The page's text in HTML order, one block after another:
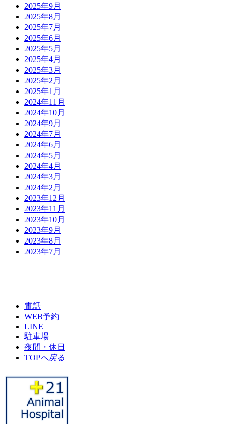
2025年9月
2025年8月
2025年7月
2025年6月
2025年5月
2025年4月
2025年3月
2025年2月
2025年1月
2024年11月
2024年10月
2024年9月
2024年7月
2024年6月
2024年5月
2024年4月
2024年3月
2024年2月
2023年12月
2023年11月
2023年10月
2023年9月
2023年8月
2023年7月
電話
WEB予約
LINE
駐車場
夜間・休日
TOPへ戻る